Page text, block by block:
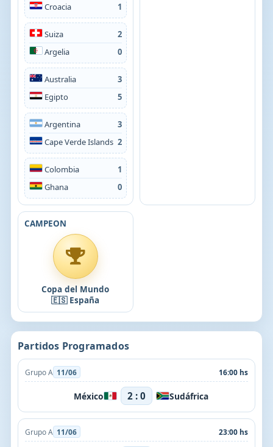
Croacia 1
Suiza
2
Argelia
0
Australia
3
Egipto
5
Argentina
3
Cape Verde Islands 2
Colombia
1
Ghana
0
CAMPEON
Copa del Mundo
🇪🇸 España
Partidos Programados
Grupo A 11/06 16:00 hs
México 2 : 0 Sudáfrica
Grupo A 11/06 23:00 hs